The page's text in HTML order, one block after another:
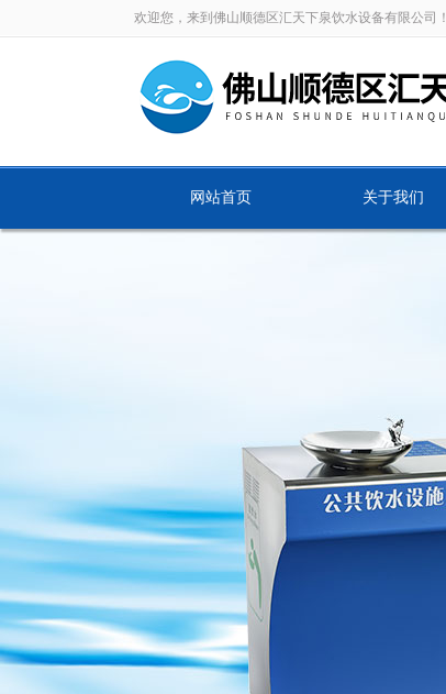
欢迎您，来到佛山顺德区汇天下泉饮水设备有限公司！
网站首页 关于我们